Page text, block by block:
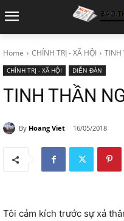
Home CHÍNH TRỊ - XÃ HỘI TINH
CHÍNH TRỊ - XÃ HỘI DIỄN ĐÀN
TINH THẦN
By Hoang Viet 16/05/2018
Tôi cảm kích trước sự xả